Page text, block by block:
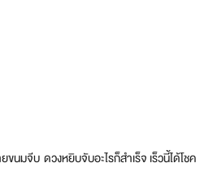
ขนมจีบ ดวงหยิบจับอะไรก็สำเร็จ เร็วนี้ได้โชค